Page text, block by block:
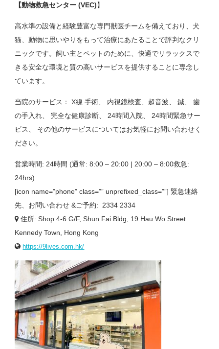
【動物救急センター (VEC)】
高水準の設備と経験豊富な専門獣医チームを備えており、犬
猫、動物に思いやりをもって治療にあたることで評判なクリ
ニックです。飼い主とペットのために、快適でリラックスで
きる安全な環境と質の高いサービスを提供することに専念し
ています。
当院のサービス： X線 手術、 内視鏡検査、超音波、 鍼、 歯
の手入れ、 完全な健康診断、 24時間入院、 24時間緊急サー
ビス、 その他のサービスについてはお気軽にお問い合わせく
ださい。
営業時間: 24時間 (通常: 8:00 – 20:00 | 20:00 – 8:00救急:
24hrs)
[icon name=”phone” class=”” unprefixed_class=””] 緊急連絡
先、お問い合わせ &ご予約: 2334 2334
住所: Shop 4-6 G/F, Shun Fai Bldg, 19 Hau Wo Street
Kennedy Town, Hong Kong
https://9lives.com.hk/